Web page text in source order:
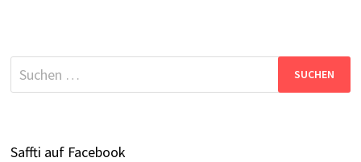
Suchen
nach:
Saffti auf Facebook